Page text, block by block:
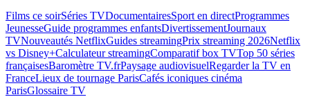
Films ce soirSéries TVDocumentairesSport en directProgrammes
JeunesseGuide programmes enfantsDivertissementJournaux
TVNouveautés NetflixGuides streamingPrix streaming 2026Netflix
vs Disney+Calculateur streamingComparatif box TVTop 50 séries
françaisesBaromètre TV.frPaysage audiovisuelRegarder la TV en
FranceLieux de tournage ParisCafés iconiques cinéma
ParisGlossaire TV